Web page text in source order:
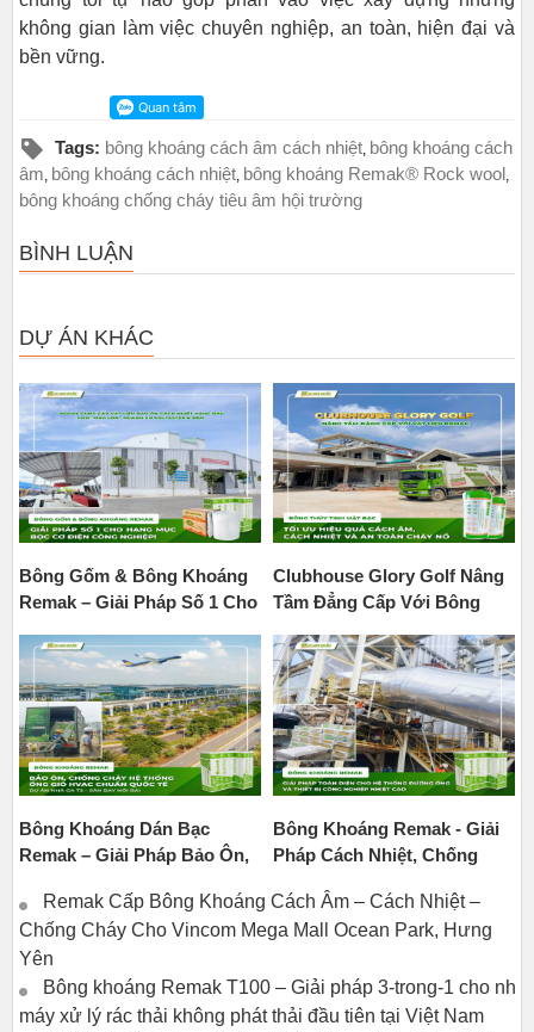
không gian làm việc chuyên nghiệp, an toàn, hiện đại và
bền vững.
Tags: bông khoáng cách âm cách nhiệt, bông khoáng cách
âm, bông khoáng cách nhiệt, bông khoáng Remak® Rock wool,
bông khoáng chống cháy tiêu âm hội trường
BÌNH LUẬN
DỰ ÁN KHÁC
Bông Gốm & Bông Khoáng
Remak – Giải Pháp Số 1 Cho
Công Nghiệp
Clubhouse Glory Golf Nâng
Tầm Đẳng Cấp Với Bông
Bông Khoáng Dán Bạc
Remak – Giải Pháp Bảo Ôn,
Tối Ưu Cho Nhà Ga Quốc Tế
T2 – Sân Bay Nội Bài
Bông Khoáng Remak - Giải
Pháp Cách Nhiệt, Chống
Thống Đường Ống Và Thiết
Bị Công Nghiệp Nhiệt Cao
Remak Cấp Bông Khoáng Cách Âm – Cách Nhiệt –
Chống Cháy Cho Vincom Mega Mall Ocean Park, Hưng
Yên
Bông khoáng Remak T100 – Giải pháp 3-trong-1 cho nhà
máy xử lý rác thải không phát thải đầu tiên tại Việt Nam